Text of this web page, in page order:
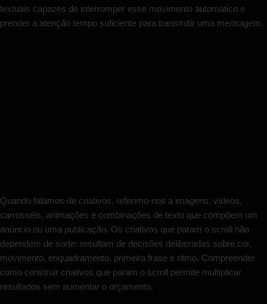
textuais capazes de interromper esse movimento automático e
prender a atenção tempo suficiente para transmitir uma mensagem.
Quando falamos de criativos, referimo-nos a imagens, vídeos,
carrosséis, animações e combinações de texto que compõem um
anúncio ou uma publicação. Os criativos que param o scroll não
dependem de sorte: resultam de decisões deliberadas sobre cor,
movimento, enquadramento, primeira frase e ritmo. Compreender
como construir criativos que param o scroll permite multiplicar
resultados sem aumentar o orçamento.